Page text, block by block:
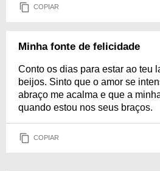
COPIAR
Minha fonte de felicidade
Conto os dias para estar ao teu
beijos. Sinto que o amor se
abraço me acalma e que a
quando estou nos seus braços.
COPIAR